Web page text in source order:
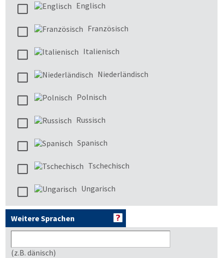
Englisch
Französisch
Italienisch
Niederländisch
Polnisch
Russisch
Spanisch
Tschechisch
Ungarisch
Weitere Sprachen
(z.B. dänisch)